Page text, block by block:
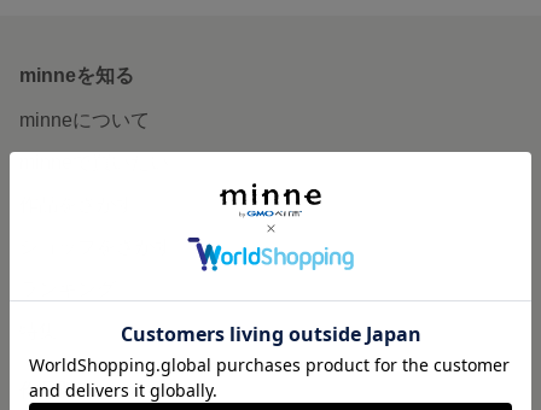
minneを知る
minneについて
作品販売について